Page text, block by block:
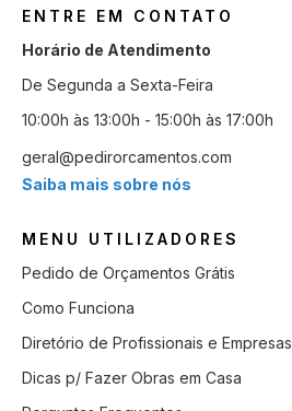
ENTRE EM CONTATO
Horário de Atendimento
De Segunda a Sexta-Feira
10:00h às 13:00h - 15:00h às 17:00h
geral@pedirorcamentos.com
Saiba mais sobre nós
MENU UTILIZADORES
Pedido de Orçamentos Grátis
Como Funciona
Diretório de Profissionais e Empresas
Dicas p/ Fazer Obras em Casa